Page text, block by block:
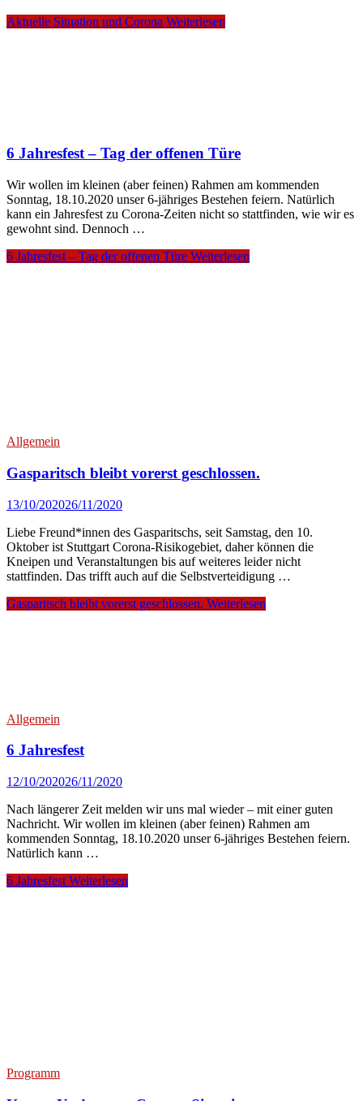
Aktuelle Situation und Corona Weiterlesen
6 Jahresfest – Tag der offenen Türe
Wir wollen im kleinen (aber feinen) Rahmen am kommenden
Sonntag, 18.10.2020 unser 6-jähriges Bestehen feiern. Natürlich
kann ein Jahresfest zu Corona-Zeiten nicht so stattfinden, wie wir es
gewohnt sind. Dennoch …
6 Jahresfest – Tag der offenen Türe Weiterlesen
Allgemein
Gasparitsch bleibt vorerst geschlossen.
13/10/202026/11/2020
Liebe Freund*innen des Gasparitschs, seit Samstag, den 10.
Oktober ist Stuttgart Corona-Risikogebiet, daher können die
Kneipen und Veranstaltungen bis auf weiteres leider nicht
stattfinden. Das trifft auch auf die Selbstverteidigung …
Gasparitsch bleibt vorerst geschlossen. Weiterlesen
Allgemein
6 Jahresfest
12/10/202026/11/2020
Nach längerer Zeit melden wir uns mal wieder – mit einer guten
Nachricht. Wir wollen im kleinen (aber feinen) Rahmen am
kommenden Sonntag, 18.10.2020 unser 6-jähriges Bestehen feiern.
Natürlich kann …
6 Jahresfest Weiterlesen
Programm